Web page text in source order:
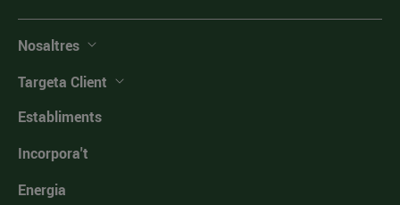
Nosaltres
Targeta Client
Establiments
Incorpora't
Energia